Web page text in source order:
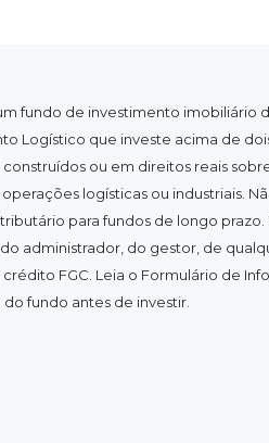
fundo de investimento imobiliário
Logístico que investe acima de
ou em direitos reais
logísticas ou industriais.
para fundos de longo
administrador, do gestor, de
FGC. Leia o Formulário de
fundo antes de investir.